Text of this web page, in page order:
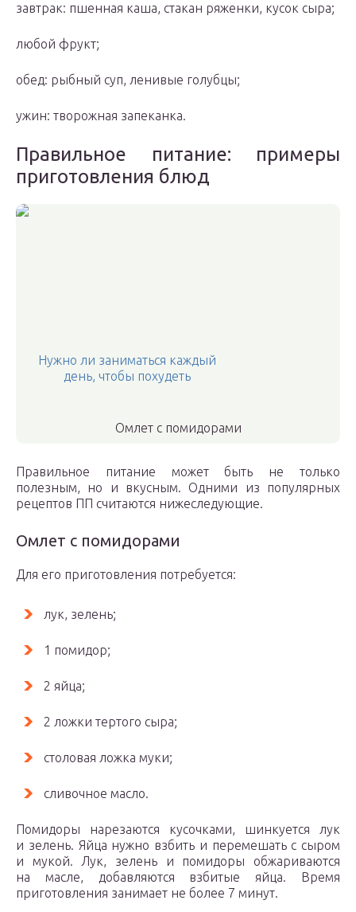
завтрак: пшенная каша, стакан ряженки, кусок сыра;
любой фрукт;
обед: рыбный суп, ленивые голубцы;
ужин: творожная запеканка.
Правильное питание: примеры
приготовления блюд
Нужно ли заниматься каждый
день, чтобы похудеть
Омлет с помидорами
Правильное питание может быть не только
полезным, но и вкусным. Одними из популярных
рецептов ПП считаются нижеследующие.
Омлет с помидорами
Для его приготовления потребуется:
лук, зелень;
1 помидор;
2 яйца;
2 ложки тертого сыра;
столовая ложка муки;
сливочное масло.
Помидоры нарезаются кусочками, шинкуется лук
и зелень. Яйца нужно взбить и перемешать с сыром
и мукой. Лук, зелень и помидоры обжариваются
на масле, добавляются взбитые яйца. Время
приготовления занимает не более 7 минут.